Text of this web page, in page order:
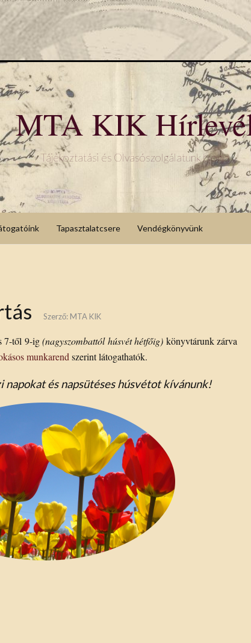
MTA KIK
Tájékoztatási és Olvasószolgálatunk blogja
Tapasztalatcsere Vendégkönyvünk
Szerző: MTA KIK
7-től 9-ig(nagyszombattól húsvét hétfőig) könyvtárunk zárva
munkarend szerint látogathatók.
napokat és napsütéses húsvétot kívánunk!